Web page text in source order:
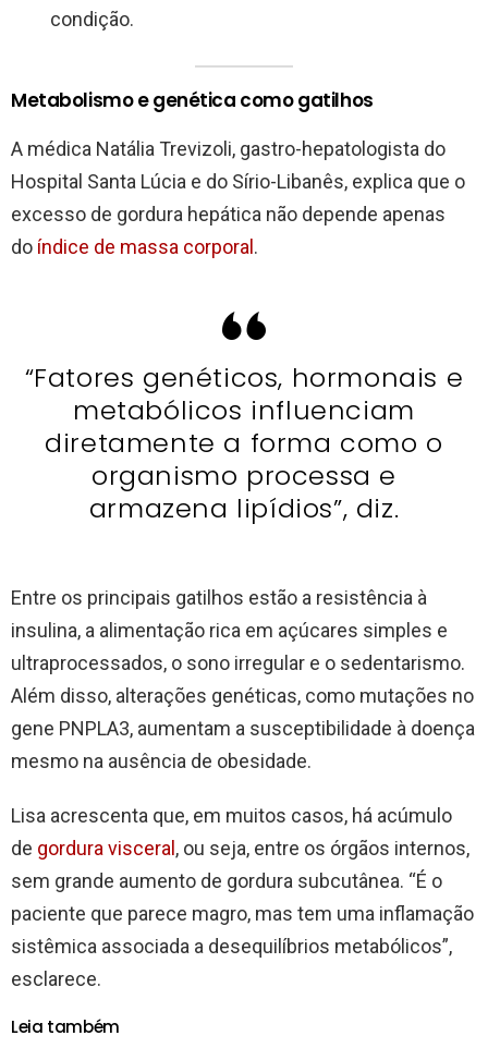
condição.
Metabolismo e genética como gatilhos
A médica Natália Trevizoli, gastro-hepatologista do
Hospital Santa Lúcia e do Sírio-Libanês, explica que o
excesso de gordura hepática não depende apenas
do índice de massa corporal .
“Fatores genéticos, hormonais e
metabólicos influenciam
diretamente a forma como o
organismo processa e
armazena lipídios”, diz.
Entre os principais gatilhos estão a resistência à
insulina, a alimentação rica em açúcares simples e
ultraprocessados, o sono irregular e o sedentarismo.
Além disso, alterações genéticas, como mutações no
gene PNPLA3, aumentam a susceptibilidade à doença
mesmo na ausência de obesidade.
Lisa acrescenta que, em muitos casos, há acúmulo
de gordura visceral , ou seja, entre os órgãos internos,
sem grande aumento de gordura subcutânea. “É o
paciente que parece magro, mas tem uma inflamação
sistêmica associada a desequilíbrios metabólicos”,
esclarece.
Leia também